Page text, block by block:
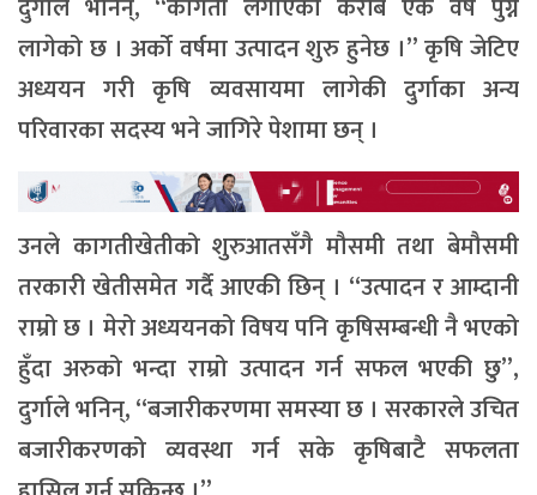
लागेको छ । अर्को वर्षमा उत्पादन शुरु हुनेछ ।” कृषि जेटिए
अध्ययन गरी कृषि व्यवसायमा लागेकी दुर्गाका अन्य
परिवारका सदस्य भने जागिरे पेशामा छन् ।
उनले कागतीखेतीको शुरुआतसँगै मौसमी तथा बेमौसमी
तरकारी खेतीसमेत गर्दै आएकी छिन् । “उत्पादन र आम्दानी
राम्रो छ । मेरो अध्ययनको विषय पनि कृषिसम्बन्धी नै भएको
हुँदा अरुको भन्दा राम्रो उत्पादन गर्न सफल भएकी छु”,
दुर्गाले भनिन्, “बजारीकरणमा समस्या छ । सरकारले उचित
बजारीकरणको व्यवस्था गर्न सके कृषिबाटै सफलता